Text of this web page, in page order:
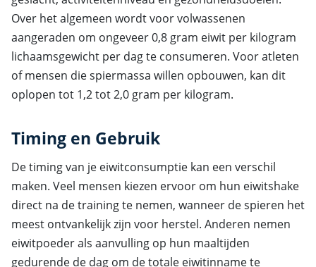
Over het algemeen wordt voor volwassenen
aangeraden om ongeveer 0,8 gram eiwit per kilogram
lichaamsgewicht per dag te consumeren. Voor atleten
of mensen die spiermassa willen opbouwen, kan dit
oplopen tot 1,2 tot 2,0 gram per kilogram.
Timing en Gebruik
De timing van je eiwitconsumptie kan een verschil
maken. Veel mensen kiezen ervoor om hun eiwitshake
direct na de training te nemen, wanneer de spieren het
meest ontvankelijk zijn voor herstel. Anderen nemen
eiwitpoeder als aanvulling op hun maaltijden
gedurende de dag om de totale eiwitinname te